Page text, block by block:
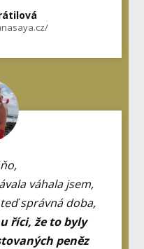
váhala jsem,
správná doba,
říci, že to byly
peněz